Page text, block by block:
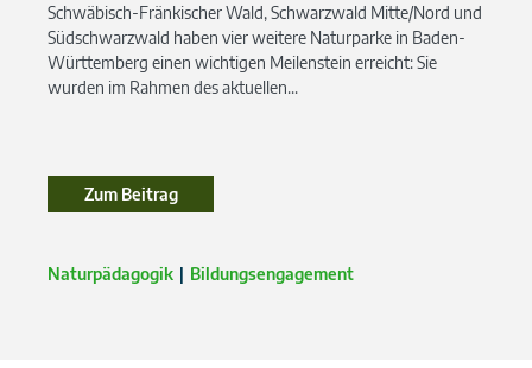
Schwäbisch-Fränkischer Wald, Schwarzwald Mitte/Nord und
Südschwarzwald haben vier weitere Naturparke in Baden-
Württemberg einen wichtigen Meilenstein erreicht: Sie
wurden im Rahmen des aktuellen...
Zum BeitragZum Beitrag
Naturpädagogik Bildungsengagement